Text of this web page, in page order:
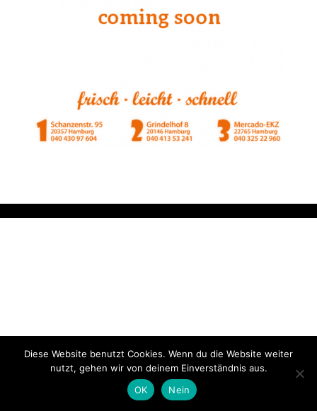
Diese Website benutzt Cookies. Wenn du die Website weiter
nutzt, gehen wir von deinem Einverständnis aus.
OK
Nein